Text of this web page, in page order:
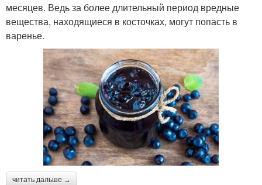
месяцев. Ведь за более длительный период вредные
вещества, находящиеся в косточках, могут попасть в
варенье.
читать дальше →